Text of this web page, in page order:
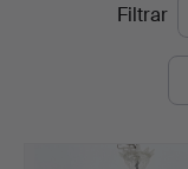
Filtrar